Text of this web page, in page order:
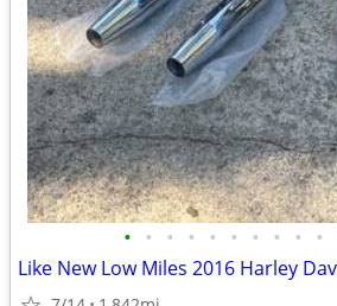
• • • • • • • • • •